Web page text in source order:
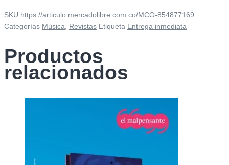
SKU https://articulo.mercadolibre.com.co/MCO-854877169
Categorías Música Revistas Etiqueta Entrega inmediata
Productos
relacionados